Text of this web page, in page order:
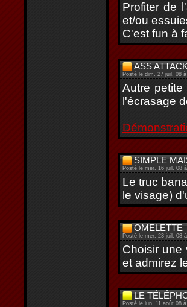
Profiter de
et/ou
C'est fun à
ASS
Posté le dim. 27 juil. 08
Autre
l'écrasage
SIMPLE
Posté le mer. 16 juil. 08
Le truc
le visage)
OMELETTE
Posté le mer. 23 juil. 08
Choisir une
et admirez
LE
Posté le lun. 11 août 08